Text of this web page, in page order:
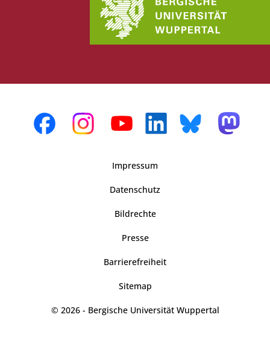
Impressum
Datenschutz
Bildrechte
Presse
Barrierefreiheit
Sitemap
© 2026 - Bergische Universität Wuppertal